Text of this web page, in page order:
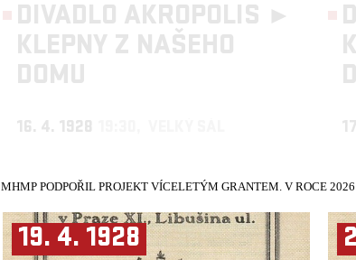
DIVADLO AKROPOLIS ►
KLEPNY Z NAŠEHO
DOMU
16. 4. 1928
19. 4. 1928
MHMP PODPOŘIL PROJEKT VÍCELETÝM GRANTEM. V ROCE